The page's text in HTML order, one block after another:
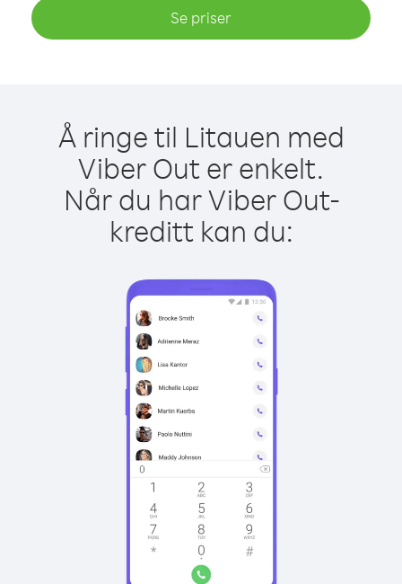
Se priser
Å ringe til Litauen med
Viber Out er enkelt.
Når du har Viber Out-
kreditt kan du: